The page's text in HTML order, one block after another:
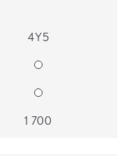
4Y5
1 700